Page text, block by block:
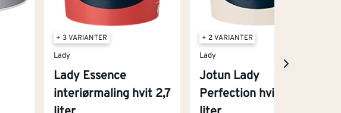
+ 3 VARIANTER
Lady
Lady Essence
interiørmaling hvit 2,7
+ 2 VARIANTER
Lady
Jotun Lady
Perfection hvit 2,7